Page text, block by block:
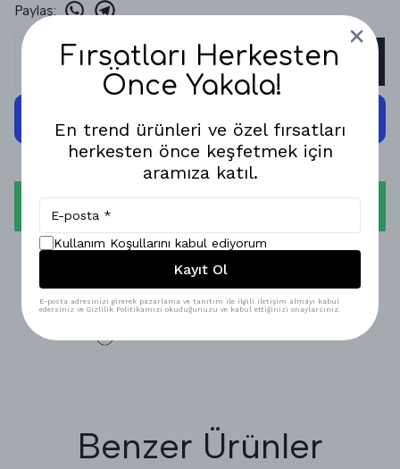
Paylaş:
SEPETE EKLE
1-3 İŞ GÜNÜNDE KARGODA!
Benzer Ürünler
Fırsatları Herkesten
Önce Yakala!
En trend ürünleri ve özel fırsatları
herkesten önce keşfetmek için
aramıza katıl.
Kullanım Koşullarını kabul ediyorum
Kayıt Ol
E-posta adresinizi girerek pazarlama ve tanıtım ile ilgili iletişim almayı kabul
edersiniz ve Gizlilik Politikamızı okuduğunuzu ve kabul ettiğinizi onaylarsınız.